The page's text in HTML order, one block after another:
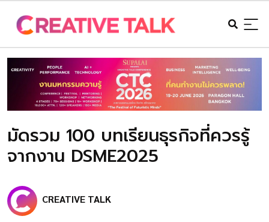
มัดรวม 100 บทเรียนธุรกิจที่ควรรู้
จากงาน DSME2025
CREATIVE TALK